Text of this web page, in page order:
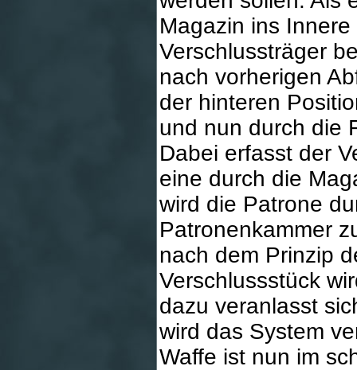
Magazin ins
Verschlussträger
nach vorherigen
der hinteren
und nun durch die
Dabei erfasst der
eine durch die
wird die Patrone
Patronenkammer
nach dem Prinzip
Verschlussstück
dazu veranlasst
wird das System
Waffe ist nun im